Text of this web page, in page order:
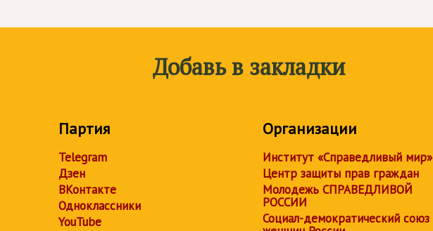
Добавь в закладки
Партия
Telegram
Дзен
ВКонтакте
Одноклассники
YouTube
Организации
Институт «Справедливый мир»
Центр защиты прав граждан
Молодежь СПРАВЕДЛИВОЙ
РОССИИ
Социал-демократический союз